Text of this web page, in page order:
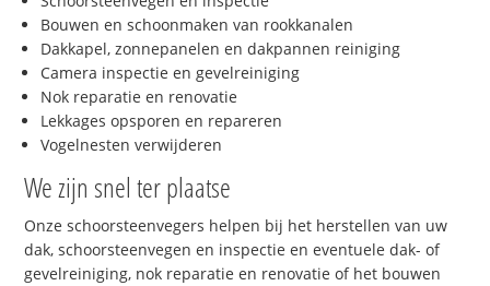
Bouwen en schoonmaken van rookkanalen
Dakkapel, zonnepanelen en dakpannen reiniging
Camera inspectie en gevelreiniging
Nok reparatie en renovatie
Lekkages opsporen en repareren
Vogelnesten verwijderen
We zijn snel ter plaatse
Onze schoorsteenvegers helpen bij het herstellen van uw
dak, schoorsteenvegen en inspectie en eventuele dak- of
gevelreiniging, nok reparatie en renovatie of het bouwen